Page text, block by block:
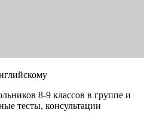
8-9 классов в группе и
тесты, консультации